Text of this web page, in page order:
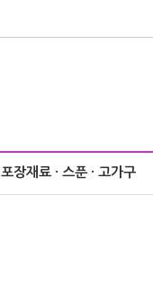
포장재료 · 스푼 · 고가구